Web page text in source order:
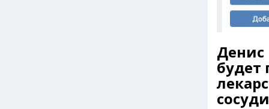
Денис
будет